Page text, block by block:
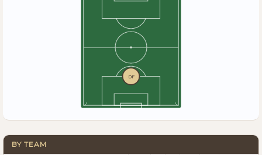
DF
BY TEAM